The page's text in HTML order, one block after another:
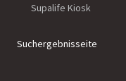
Supalife Kiosk
Suchergebnisseite